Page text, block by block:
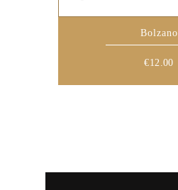
Bolzano
€12.00